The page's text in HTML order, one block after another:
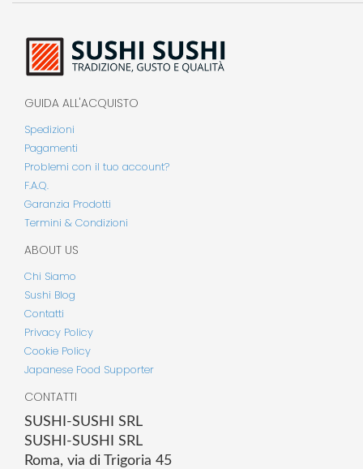
GUIDA ALL'ACQUISTO
Spedizioni
Pagamenti
Problemi con il tuo account?
F.A.Q.
Garanzia Prodotti
Termini & Condizioni
ABOUT US
Chi Siamo
Sushi Blog
Contatti
Privacy Policy
Cookie Policy
Japanese Food Supporter
CONTATTI
SUSHI-SUSHI SRL
SUSHI-SUSHI SRL
Roma, via di Trigoria 45